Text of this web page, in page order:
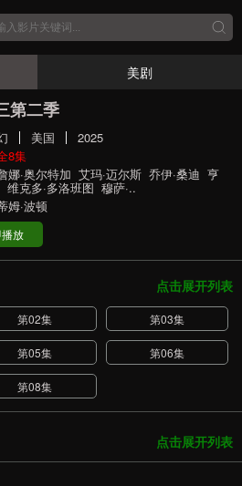
美剧
第二季
美国
2025
8集
娜·奥尔特加 艾玛·迈尔斯 乔伊·桑迪 亨
维克多·多洛班图 穆萨·..
姆·波顿
放
点击展开列表
第02集 第03集
第05集 第06集
第08集
点击展开列表